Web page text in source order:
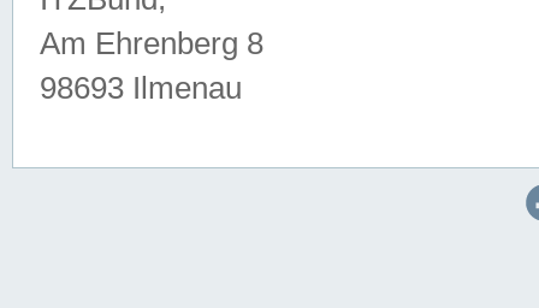
Am Ehrenberg 8
98693 Ilmenau